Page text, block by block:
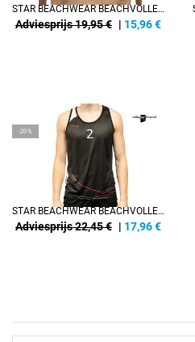
STAR BEACHWEAR BEACHVOLLEY TOP MET NR. 2
Adviesprijs 19,95 € | 15,96€
-20%
STAR BEACHWEAR BEACHVOLLEY SINGLET MET NR. 2
Adviesprijs 22,45 € | 17,96€